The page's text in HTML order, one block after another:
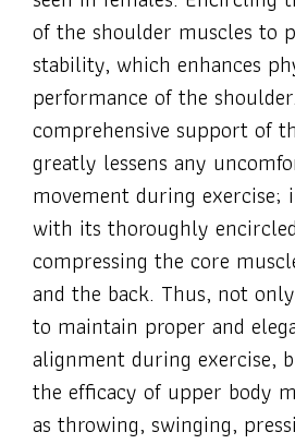
of the shoulder muscles to
stability, which enhances
performance of the
comprehensive support of
greatly lessens any
movement during exercise;
with its thoroughly
compressing the core
and the back. Thus, not
to maintain proper and
alignment during exercise,
the efficacy of upper body
as throwing, swinging,